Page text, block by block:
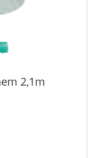
2,1m